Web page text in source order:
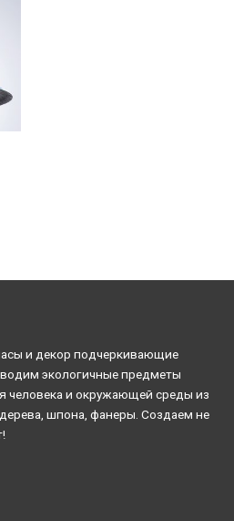
и декор подчеркивающие
экологичные предметы
человека и окружающей среды из
шпона, фанеры. Создаем не